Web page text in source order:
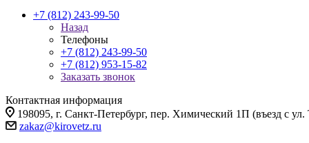
+7 (812) 243-99-50
Назад
Телефоны
+7 (812) 243-99-50
+7 (812) 953-15-82
Заказать звонок
Контактная информация
198095, г. Санкт-Петербург, пер. Химический 1П (въезд с
zakaz@kirovetz.ru